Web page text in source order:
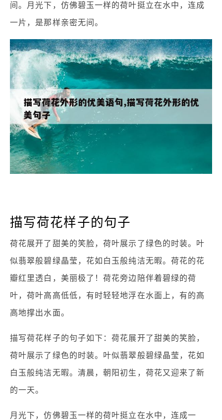
间。月光下，仿佛碧玉一样的荷叶挺立在水中，连成
一片，是那样亲密无间。
描写荷花样子的句子
荷花展开了甜美的笑脸，荷叶展示了绿色的时装。叶
似翡翠般碧绿晶莹，花如白玉般纯洁无暇。荷花的花
瓣红里透白，美丽极了！荷花旁边陪伴着碧绿的荷
叶，荷叶高高低低，有时轻轻地浮在水面上，有的高
高地撑出水面。
描写荷花样子的句子如下：荷花展开了甜美的笑脸，
荷叶展示了绿色的时装。叶似翡翠般碧绿晶莹，花如
白玉般纯洁无暇。清晨，朝阳初生，荷花又迎来了新
的一天。
月光下，仿佛碧玉一样的荷叶挺立在水中，连成一